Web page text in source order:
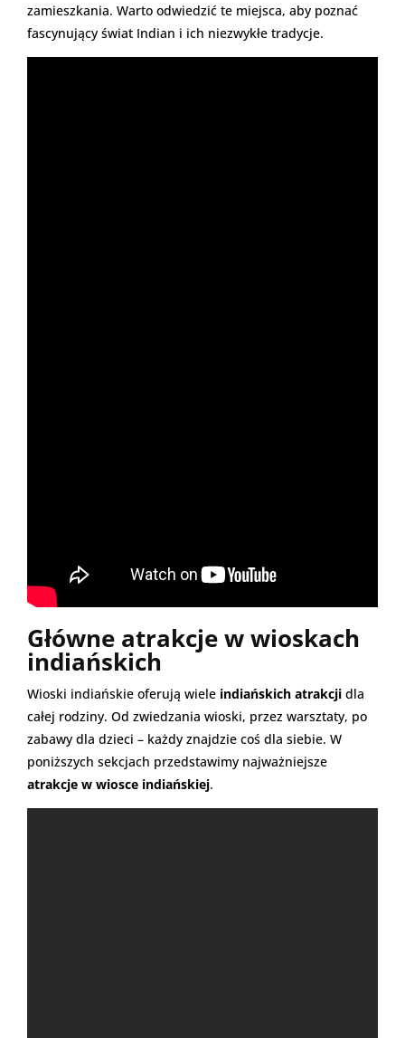
zamieszkania. Warto odwiedzić te miejsca, aby poznać
fascynujący świat Indian i ich niezwykłe tradycje.
Główne atrakcje w wioskach
indiańskich
Wioski indiańskie oferują wiele indiańskich atrakcji dla
całej rodziny. Od zwiedzania wioski, przez warsztaty, po
zabawy dla dzieci – każdy znajdzie coś dla siebie. W
poniższych sekcjach przedstawimy najważniejsze
atrakcje w wiosce indiańskiej.